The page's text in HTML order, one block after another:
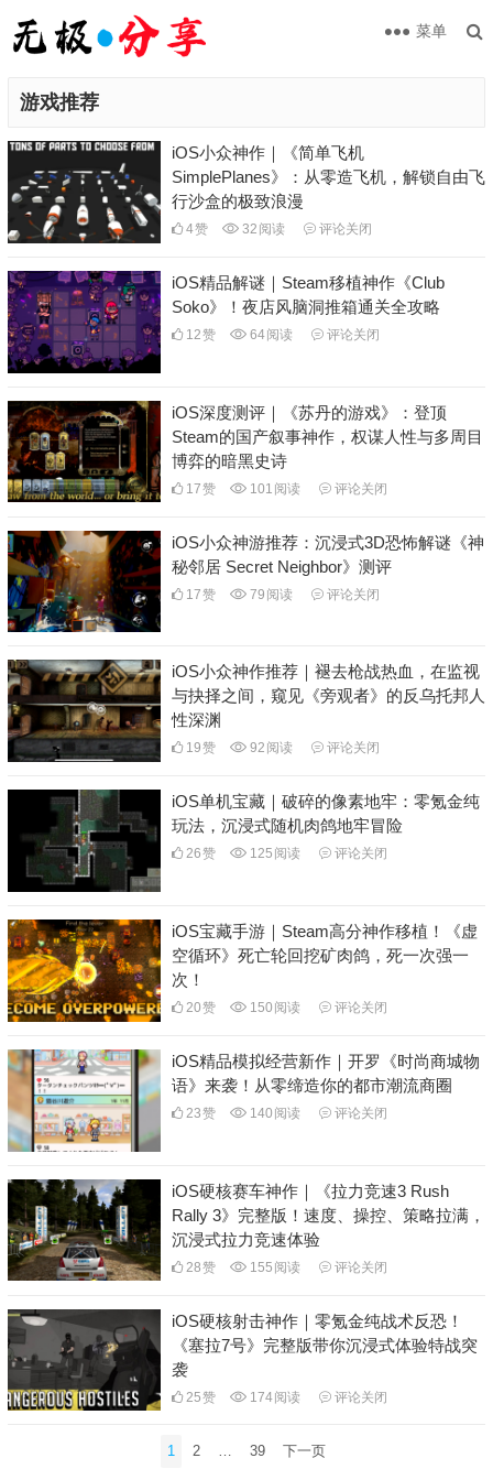
菜单
游戏推荐
iOS小众神作｜《简单飞机
SimplePlanes》：从零造飞机，解锁自由飞
行沙盒的极致浪漫
4赞 32 阅读 评论关闭
iOS精品解谜｜Steam移植神作《Club
Soko》！夜店风脑洞推箱通关全攻略
12赞 64阅读 评论关闭
iOS深度测评｜《苏丹的游戏》：登顶
Steam的国产叙事神作，权谋人性与多周目
博弈的暗黑史诗
17赞 101 阅读 评论关闭
iOS小众神游推荐：沉浸式3D恐怖解谜《神
秘邻居 Secret Neighbor》测评
17赞 79 阅读 评论关闭
iOS小众神作推荐｜褪去枪战热血，在监视
与抉择之间，窥见《旁观者》的反乌托邦人
性深渊
19赞 92 阅读 评论关闭
iOS单机宝藏｜破碎的像素地牢：零氪金纯
玩法，沉浸式随机肉鸽地牢冒险
26赞 125 阅读 评论关闭
iOS宝藏手游｜Steam高分神作移植！《虚
空循环》死亡轮回挖矿肉鸽，死一次强一
次！
20赞 150 阅读 评论关闭
iOS精品模拟经营新作｜开罗《时尚商城物
语》来袭！从零缔造你的都市潮流商圈
23赞 140 阅读 评论关闭
iOS硬核赛车神作｜《拉力竞速3 Rush
Rally 3》完整版！速度、操控、策略拉满，
沉浸式拉力竞速体验
28赞 155 阅读 评论关闭
iOS硬核射击神作｜零氪金纯战术反恐！
《塞拉7号》完整版带你沉浸式体验特战突
袭
25赞 174阅读 评论关闭
1 2 39 下一页